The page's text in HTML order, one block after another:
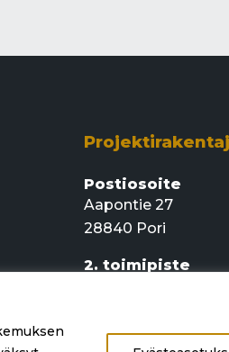
Postiosoite
Aapontie 27
28840 Pori
2. toimipiste